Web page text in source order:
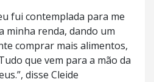
fui contemplada para me
minha renda, dando um
comprar mais alimentos,
que vem para a mão da
disse Cleide